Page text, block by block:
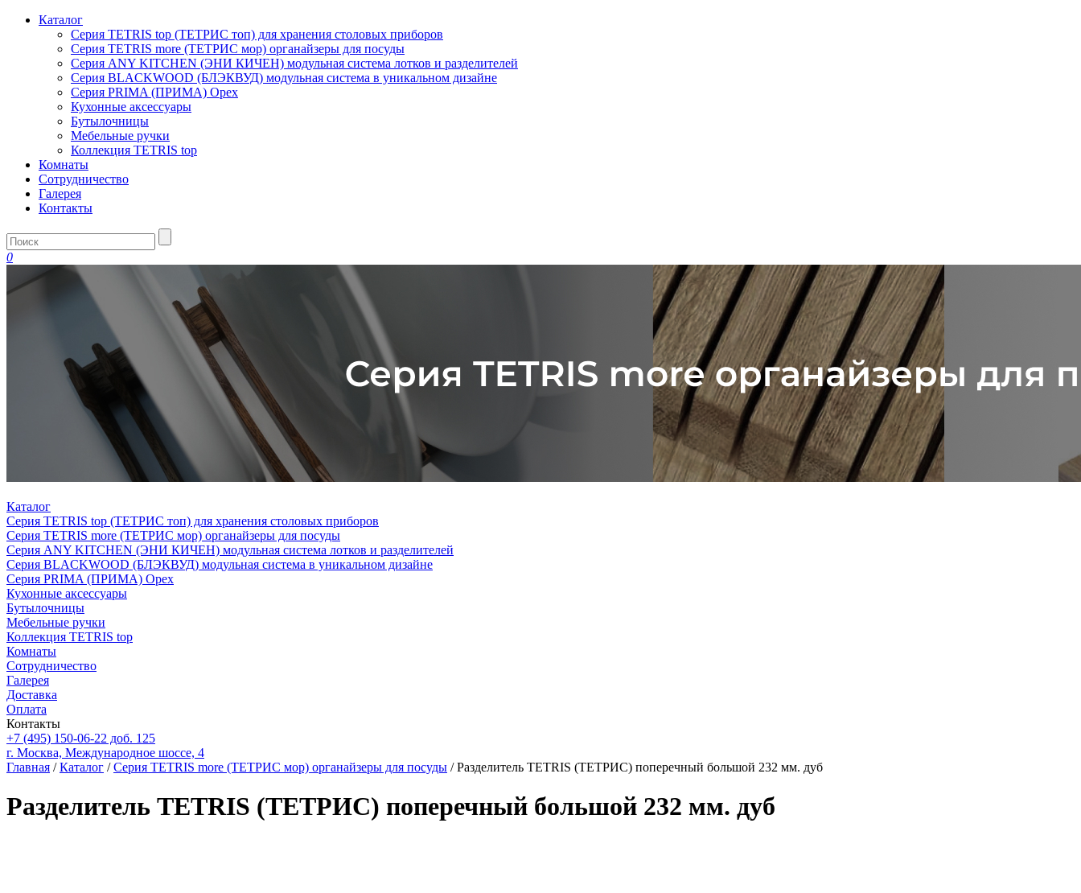
Каталог
Серия TETRIS top (ТЕТРИС топ) для хранения столовых приборов
Серия TETRIS more (ТЕТРИС мор) органайзеры для посуды
Серия ANY KITCHEN (ЭНИ КИЧЕН) модульная система лотков и разделителей
Серия BLACKWOOD (БЛЭКВУД) модульная система в уникальном дизайне
Серия PRIMA (ПРИМА) Орех
Кухонные аксессуары
Бутылочницы
Мебельные ручки
Коллекция TETRIS top
Комнаты
Сотрудничество
Галерея
Контакты
0
Каталог
Серия TETRIS top (ТЕТРИС топ) для хранения столовых приборов
Серия TETRIS more (ТЕТРИС мор) органайзеры для посуды
Серия ANY KITCHEN (ЭНИ КИЧЕН) модульная система лотков и разделителей
Серия BLACKWOOD (БЛЭКВУД) модульная система в уникальном дизайне
Серия PRIMA (ПРИМА) Орех
Кухонные аксессуары
Бутылочницы
Мебельные ручки
Коллекция TETRIS top
Комнаты
Сотрудничество
Галерея
Доставка
Оплата
Контакты
+7 (495) 150-06-22 доб. 125
г. Москва, Международное шоссе, 4
Главная /Каталог /Серия TETRIS more (ТЕТРИС мор) органайзеры для посуды / Разделитель TETRIS (ТЕТРИС) поперечный большой 232 мм. дуб
Разделитель TETRIS (ТЕТРИС) поперечный большой 232 мм. дуб